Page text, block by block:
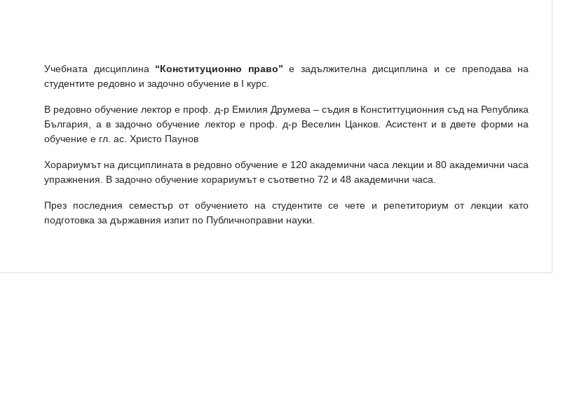
Учебната дисциплина “Конституционно право” е задължителна дисциплина и се преподава на
студентите редовно и задочно обучение в І курс.
В редовно обучение лектор е проф. д-р Емилия Друмева – съдия в Конститтуционния съд на Република
България, а в задочно обучение лектор е проф. д-р Веселин Цанков. Асистент и в двете форми на
обучение е гл. ас. Христо Паунов
Хорариумът на дисциплината в редовно обучение е 120 академични часа лекции и 80 академични часа
упражнения. В задочно обучение хорариумът е съответно 72 и 48 академични часа.
През последния семестър от обучението на студентите се чете и репетиториум от лекции като
подготовка за държавния изпит по Публичноправни науки.